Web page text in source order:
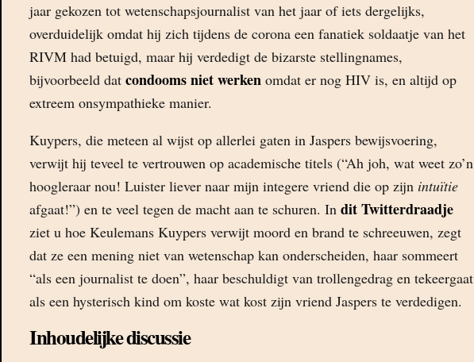
jaar gekozen tot wetenschapsjournalist van het jaar of iets dergelijks,
overduidelijk omdat hij zich tijdens de corona een fanatiek soldaatje van het
RIVM had betuigd, maar hij verdedigt de bizarste stellingnames,
bijvoorbeeld dat condooms niet werken omdat er nog HIV is, en altijd op
extreem onsympathieke manier.
Kuypers, die meteen al wijst op allerlei gaten in Jaspers bewijsvoering,
verwijt hij teveel te vertrouwen op academische titels (“Ah joh, wat weet zo’n
hoogleraar nou! Luister liever naar mijn integere vriend die op zijn intuïtie
afgaat!”) en te veel tegen de macht aan te schuren. In dit Twitterdraadje
ziet u hoe Keulemans Kuypers verwijt moord en brand te schreeuwen, zegt
dat ze een mening niet van wetenschap kan onderscheiden, haar sommeert
“als een journalist te doen”, haar beschuldigt van trollengedrag en tekeergaat
als een hysterisch kind om koste wat kost zijn vriend Jaspers te verdedigen.
Inhoudelijke discussie